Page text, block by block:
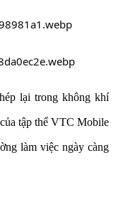
lại trong không khí
tập thể VTC Mobile
làm việc ngày càng